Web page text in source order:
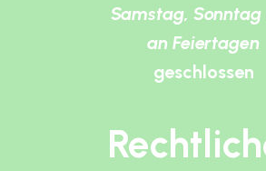
Samstag, Sonntag
an Feiertagen
geschlossen